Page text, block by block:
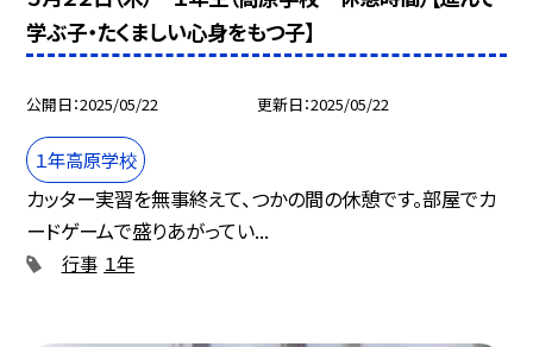
学ぶ子・たくましい心身をもつ子】
公開日 2025/05/22 更新日 2025/05/22
１年高原学校
カッター実習を無事終えて、つかの間の休憩です。部屋でカ
ードゲームで盛りあがってい...
行事 １年